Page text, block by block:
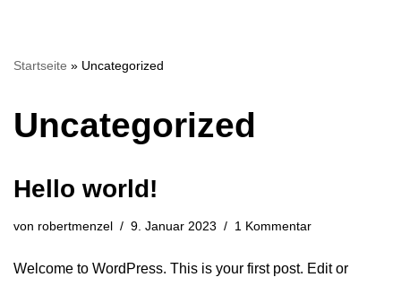
Inhalt
Startseite » Uncategorized
Uncategorized
Hello world!
von robertmenzel 9. Januar 2023 1 Kommentar
Welcome to WordPress. This is your first post. Edit or